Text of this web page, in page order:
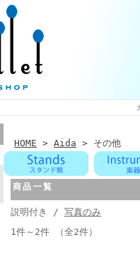
HOME > Aida > その他
商品一覧
説明付き / 写真のみ
1件～2件 （全2件）